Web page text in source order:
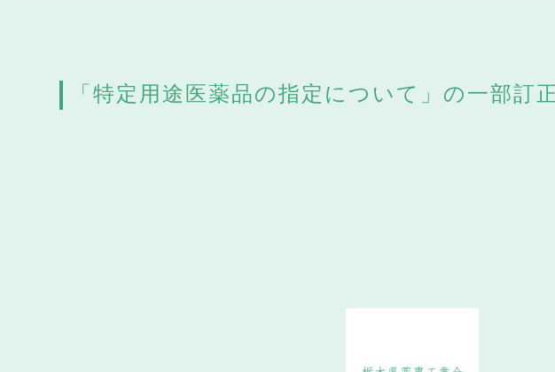
「特定用途医薬品の指定について」の一部訂